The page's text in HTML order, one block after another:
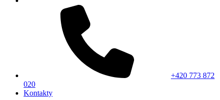
+420 773 872
020
Kontakty